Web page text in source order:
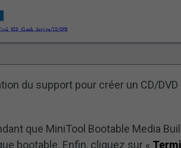
du support pour créer un CD/DVD
que MiniTool Bootable Media
bootable. Enfin, cliquez sur «